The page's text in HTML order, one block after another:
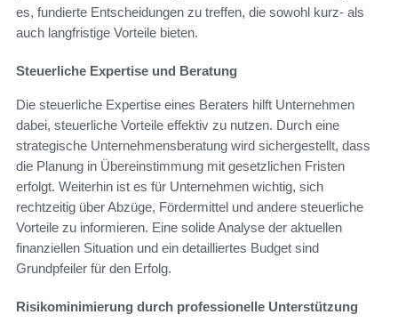
es, fundierte Entscheidungen zu treffen, die sowohl kurz- als
auch langfristige Vorteile bieten.
Steuerliche Expertise und Beratung
Die steuerliche Expertise eines Beraters hilft Unternehmen
dabei, steuerliche Vorteile effektiv zu nutzen. Durch eine
strategische Unternehmensberatung wird sichergestellt, dass
die Planung in Übereinstimmung mit gesetzlichen Fristen
erfolgt. Weiterhin ist es für Unternehmen wichtig, sich
rechtzeitig über Abzüge, Fördermittel und andere steuerliche
Vorteile zu informieren. Eine solide Analyse der aktuellen
finanziellen Situation und ein detailliertes Budget sind
Grundpfeiler für den Erfolg.
Risikominimierung durch professionelle Unterstützung